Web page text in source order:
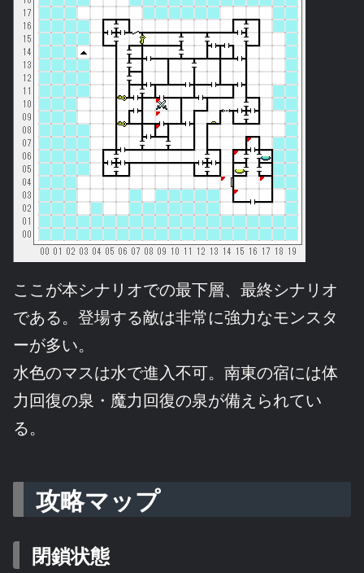
ここが本シナリオでの最下層、最終シナリオ
である。登場する敵は非常に強力なモンスタ
ーが多い。
水色のマスは水で進入不可。南東の宿には体
力回復の泉・魔力回復の泉が備えられてい
る。
攻略マップ
閉鎖状態